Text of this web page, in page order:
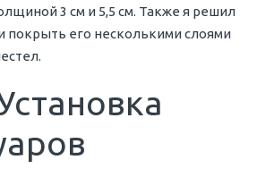
3 см и 5,5 см. Также я решил
покрыть его несколькими слоями